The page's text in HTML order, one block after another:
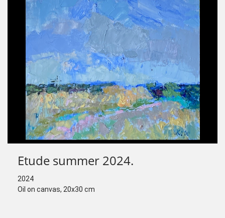
Etude summer 2024.
2024
Oil on canvas, 20x30 cm